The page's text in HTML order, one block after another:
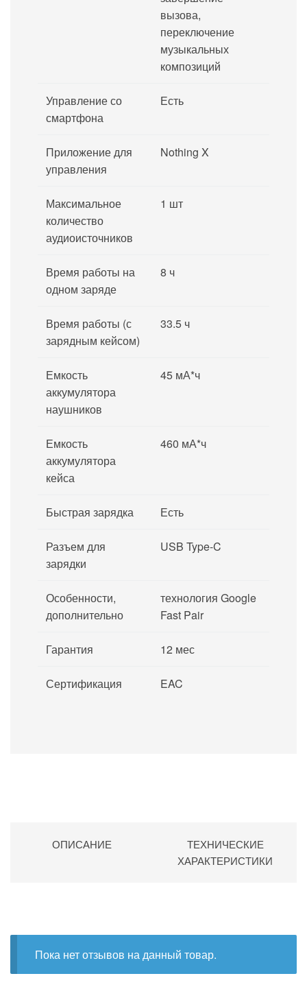
вызова,
переключение
музыкальных
композиций
Управление со
смартфона
Есть
Приложение для
управления
Nothing X
Максимальное
количество
аудиоисточников
1 шт
Время работы на
одном заряде
8 ч
Время работы (с
зарядным кейсом)
33.5 ч
Емкость
аккумулятора
наушников
45 мА*ч
Емкость
аккумулятора
кейса
460 мА*ч
Быстрая зарядка Есть
Разъем для
зарядки
USB Type-C
Особенности,
дополнительно
технология Google
Fast Pair
Гарантия 12 мес
Сертификация EAC
ОПИСАНИЕ
ТЕХНИЧЕСКИЕ
ХАРАКТЕРИСТИКИ
Пока нет отзывов на данный товар.